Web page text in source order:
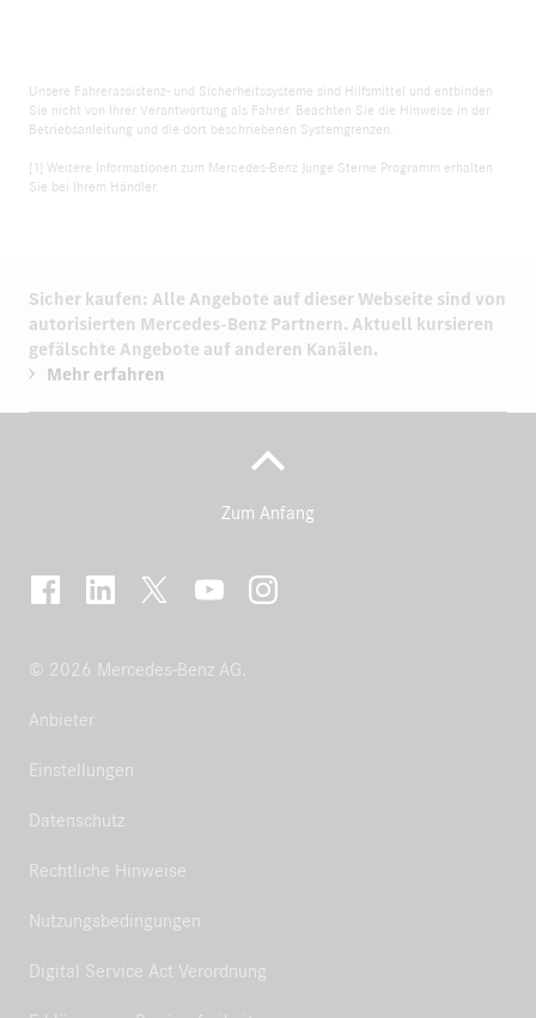
Unsere Fahrerassistenz- und Sicherheitssysteme sind Hilfsmittel und entbinden
Sie nicht von Ihrer Verantwortung als Fahrer. Beachten Sie die Hinweise in der
Betriebsanleitung und die dort beschriebenen Systemgrenzen.
[1] Weitere Informationen zum Mercedes-Benz Junge Sterne Programm erhalten
Sie bei Ihrem Händler.
Sicher kaufen: Alle Angebote auf dieser Webseite sind von
autorisierten Mercedes-Benz Partnern. Aktuell kursieren
gefälschte Angebote auf anderen Kanälen.
Mehr erfahren
Zum Anfang
© 2026 Mercedes-Benz AG.
Anbieter
Einstellungen
Datenschutz
Rechtliche Hinweise
Nutzungsbedingungen
Digital Service Act Verordnung